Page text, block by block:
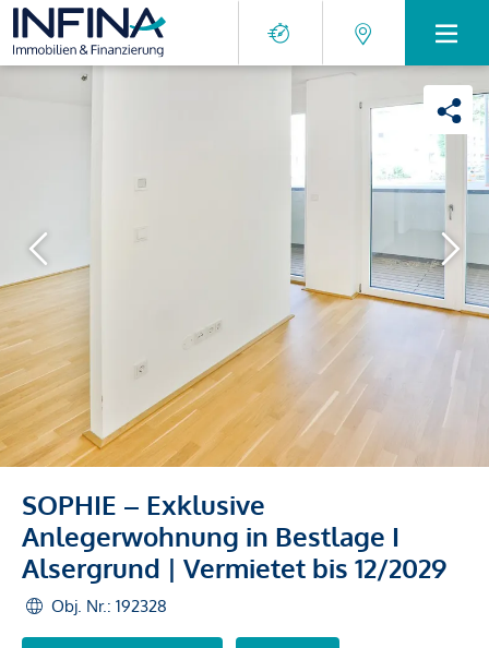
SOPHIE – Exklusive
Anlegerwohnung in Bestlage I
Alsergrund | Vermietet bis 12/2029
Obj. Nr.: 192328